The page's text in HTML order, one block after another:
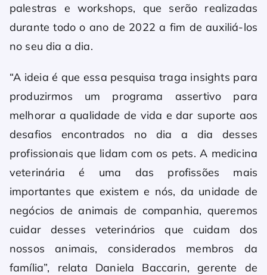
palestras e workshops, que serão realizadas
durante todo o ano de 2022 a fim de auxiliá-los
no seu dia a dia.
“A ideia é que essa pesquisa traga insights para
produzirmos um programa assertivo para
melhorar a qualidade de vida e dar suporte aos
desafios encontrados no dia a dia desses
profissionais que lidam com os pets. A medicina
veterinária é uma das profissões mais
importantes que existem e nós, da unidade de
negócios de animais de companhia, queremos
cuidar desses veterinários que cuidam dos
nossos animais, considerados membros da
família”, relata Daniela Baccarin, gerente de